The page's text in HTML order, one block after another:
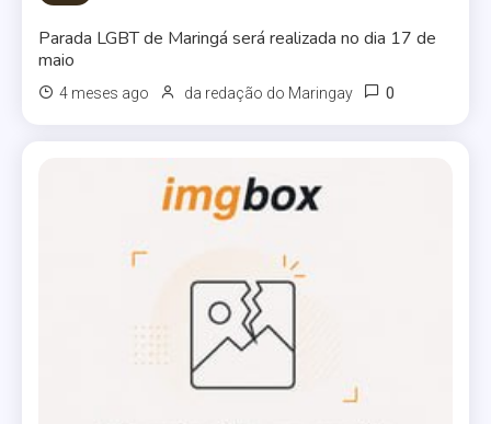
Parada LGBT de Maringá será realizada no dia 17 de
maio
4 meses ago da redação do Maringay 0